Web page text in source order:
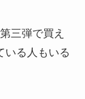
三弾で買え
いる人もいる